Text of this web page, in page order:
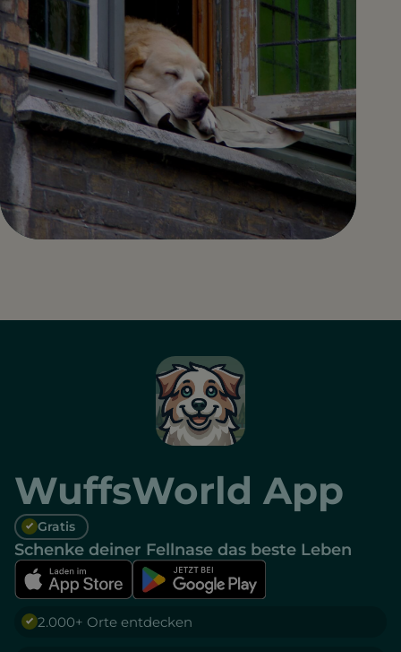
WuffsWorld App
Gratis
Schenke deiner Fellnase das beste Leben
2.000+ Orte entdecken